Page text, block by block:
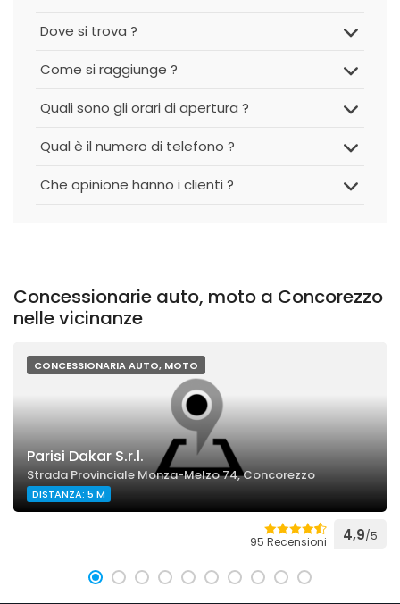
Dove si trova ?
Come si raggiunge ?
Quali sono gli orari di apertura ?
Qual è il numero di telefono ?
Che opinione hanno i clienti ?
Concessionarie auto, moto a Concorezzo
nelle vicinanze
CONCESSIONARIA AUTO, MOTO
Parisi Dakar S.r.l.
Strada Provinciale Monza-Melzo 74, Concorezzo
DISTANZA: 5 M
95 Recensioni 4,9/5